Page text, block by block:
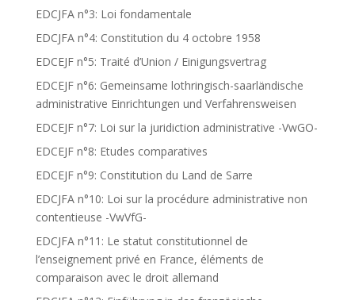
EDCJFA n°3: Loi fondamentale
EDCJFA n°4: Constitution du 4 octobre 1958
EDCEJF n°5: Traité d’Union / Einigungsvertrag
EDCEJF n°6: Gemeinsame lothringisch-saarländische
administrative Einrichtungen und Verfahrensweisen
EDCEJF n°7: Loi sur la juridiction administrative -VwGO-
EDCEJF n°8: Etudes comparatives
EDCEJF n°9: Constitution du Land de Sarre
EDCJFA n°10: Loi sur la procédure administrative non
contentieuse -VwVfG-
EDCJFA n°11: Le statut constitutionnel de
l’enseignement privé en France, éléments de
comparaison avec le droit allemand